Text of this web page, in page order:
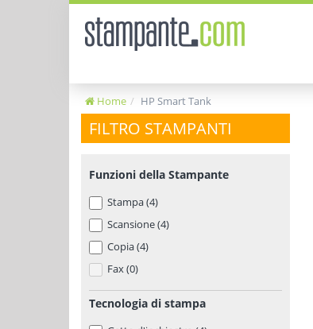
Home HP Smart Tank
FILTRO STAMPANTI
Funzioni della Stampante
Stampa (4)
Scansione (4)
Copia (4)
Fax (0)
Tecnologia di stampa